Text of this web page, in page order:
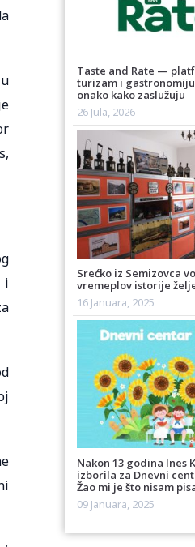
i
Taste and Rate —
turizam i
onako kako zaslužuju
26 Jula, 2026
Srećko iz Semizovca
vremeplov istorije
16 Januara, 2025
Nakon 13 godina Ines
izborila za Dnevni
Žao mi je što nisam
09 Januara, 2025